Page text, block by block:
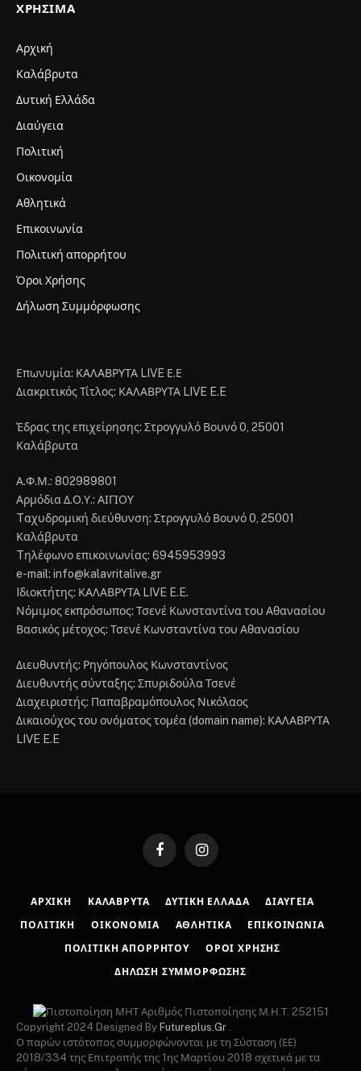
ΧΡΉΣΙΜΑ
Αρχική
Καλάβρυτα
Δυτική Ελλάδα
Διαύγεια
Πολιτική
Οικονομία
Αθλητικά
Επικοινωνία
Πολιτική απορρήτου
Όροι Χρήσης
Δήλωση Συμμόρφωσης
Επωνυμία: ΚΑΛΑΒΡΥΤΑ LIVE Ε.Ε
Διακριτικός Τίτλος: ΚΑΛΑΒΡΥΤΑ LIVE E.E
Έδρας της επιχείρησης: Στρογγυλό Βουνό 0, 25001
Καλάβρυτα
Α.Φ.Μ.: 802989801
Αρμόδια Δ.Ο.Υ.: ΑΙΓΙΟΥ
Tαχυδρομική διεύθυνση: Στρογγυλό Βουνό 0, 25001
Καλάβρυτα
Tηλέφωνο επικοινωνίας: 6945953993
e-mail: info@kalavritalive.gr
Iδιοκτήτης: ΚΑΛΑΒΡΥΤΑ LIVE E.E.
Νόμιμος εκπρόσωπος: Τσενέ Κωνσταντίνα του Αθανασίου
Βασικός μέτοχος: Τσενέ Κωνσταντίνα του Αθανασίου
Διευθυντής: Ρηγόπουλος Κωνσταντίνος
Διευθυντής σύνταξης: Σπυριδούλα Τσενέ
Διαχειριστής: Παπαβραμόπουλος Νικόλαος
Δικαιούχος του ονόματος τομέα (domain name): ΚΑΛΑΒΡΥΤΑ
LIVE E.E
FacebookInstagram
ΑΡΧΙΚΉ ΚΑΛΆΒΡΥΤΑ ΔΥΤΙΚΉ ΕΛΛΆΔΑ ΔΙΑΎΓΕΙΑ
ΠΟΛΙΤΙΚΉ ΟΙΚΟΝΟΜΊΑ ΑΘΛΗΤΙΚΆ ΕΠΙΚΟΙΝΩΝΊΑ
ΠΟΛΙΤΙΚΉ ΑΠΟΡΡΉΤΟΥ ΌΡΟΙ ΧΡΉΣΗΣ
ΔΉΛΩΣΗ ΣΥΜΜΌΡΦΩΣΗΣ
Αριθμός Πιστοποίησης Μ.Η.Τ. 252151
Copyright 2024 Designed By Futureplus.Gr
Ο παρών ιστότοπος συμμορφώνονται με τη Σύσταση (ΕΕ)
2018/334 της Επιτροπής της 1ης Μαρτίου 2018 σχετικά με τα